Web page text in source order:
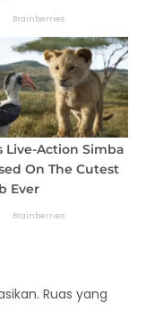
Ruas yang